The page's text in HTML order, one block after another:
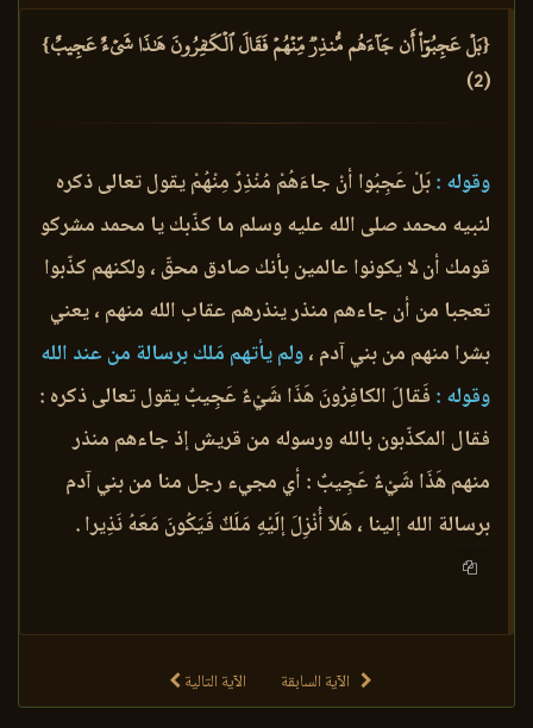
{بَلۡ عَجِبُوٓاْ أَن جَآءَهُم مُّنذِرٞ مِّنۡهُمۡ فَقَالَ ٱلۡكَٰفِرُونَ هَٰذَا شَيۡءٌ عَجِيبٌ}
(2)
وقوله :بَلْ عَجِبُوا أنْ جاءَهُمْ مُنْذِرٌ مِنْهُمْ يقول تعالى ذكره
لنبيه محمد صلى الله عليه وسلم ما كذّبك يا محمد مشركو
قومك أن لا يكونوا عالمين بأنك صادق محقّ ، ولكنهم كذّبوا
تعجبا من أن جاءهم منذر ينذرهم عقاب الله منهم ، يعني
بشرا منهم من بني آدم ،ولم يأتهم مَلك برسالة من عند الله
وقوله : فَقالَ الكافِرُونَ هَذَا شَيْءٌ عَجِيبٌ يقول تعالى ذكره :
فقال المكذّبون بالله ورسوله من قريش إذ جاءهم منذر
منهم هَذَا شَيْءٌ عَجِيبٌ : أي مجيء رجل منا من بني آدم
برسالة الله إلينا ، هَلاّ أُنْزِلَ إلَيْهِ مَلَكٌ فَيَكُونَ مَعَهُ نَذِيرا .
الآية السابقة الآية التالية